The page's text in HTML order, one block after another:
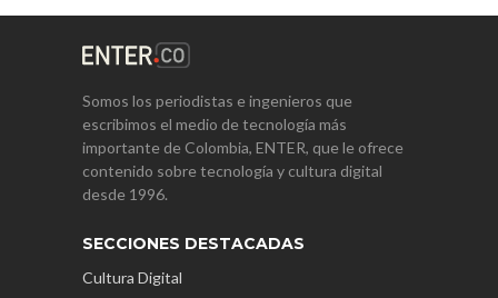
Somos los periodistas e ingenieros que
escribimos el medio de tecnología más
importante de Colombia, ENTER, que le ofrece
contenido sobre tecnología y cultura digital
desde 1996.
SECCIONES DESTACADAS
Cultura Digital